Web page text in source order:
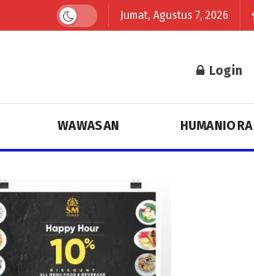
Jumat, Agustus 7, 2026
Login
WAWASAN HUMANIORA